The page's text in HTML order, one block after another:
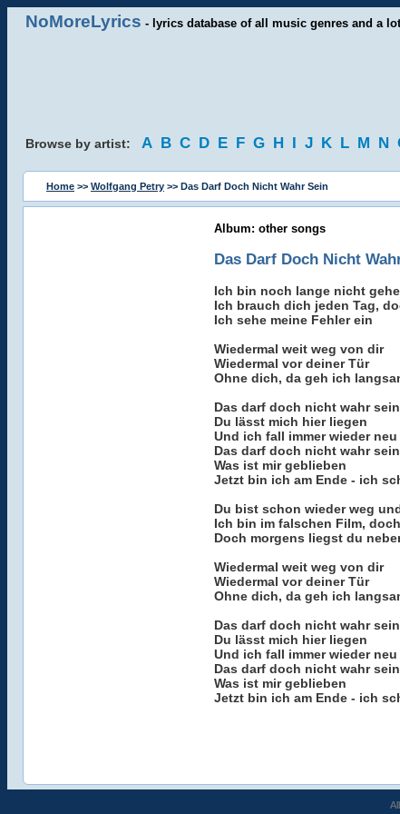
NoMoreLyrics - lyrics database of all music genres and a
Browse by artist: A B C D E F G H I J K L M N
Home >> Wolfgang Petry >> Das Darf Doch Nicht Wahr Sein
Album: other songs
Das Darf Doch Nicht
Ich bin noch lange nicht
Ich brauch dich jeden Tag,
Ich sehe meine Fehler ein
Wiedermal weit weg von dir
Wiedermal vor deiner Tür
Ohne dich, da geh ich
Das darf doch nicht wahr sein
Du lässt mich hier liegen
Und ich fall immer wieder
Das darf doch nicht wahr sein
Was ist mir geblieben
Jetzt bin ich am Ende - ich
Du bist schon wieder weg
Ich bin im falschen Film,
Doch morgens liegst du
Wiedermal weit weg von dir
Wiedermal vor deiner Tür
Ohne dich, da geh ich
Das darf doch nicht wahr sein
Du lässt mich hier liegen
Und ich fall immer wieder
Das darf doch nicht wahr sein
Was ist mir geblieben
Jetzt bin ich am Ende - ich